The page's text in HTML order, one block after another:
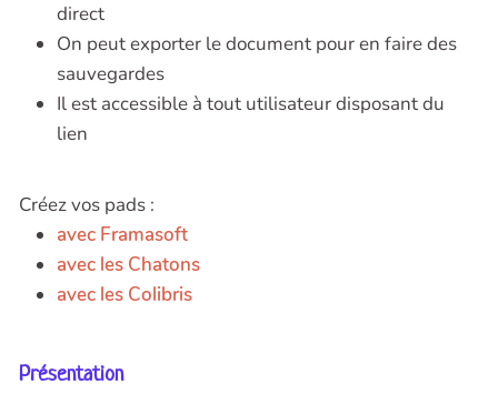
direct
On peut exporter le document pour en faire des
sauvegardes
Il est accessible à tout utilisateur disposant du
lien
Créez vos pads :
avec Framasoft
avec les Chatons
avec les Colibris
Présentation